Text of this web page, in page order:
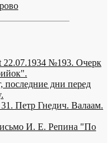
22.07.1934 №193. Очерк
последние дни перед
Петр Гнедич. Валаам.
И. Е. Репина "По